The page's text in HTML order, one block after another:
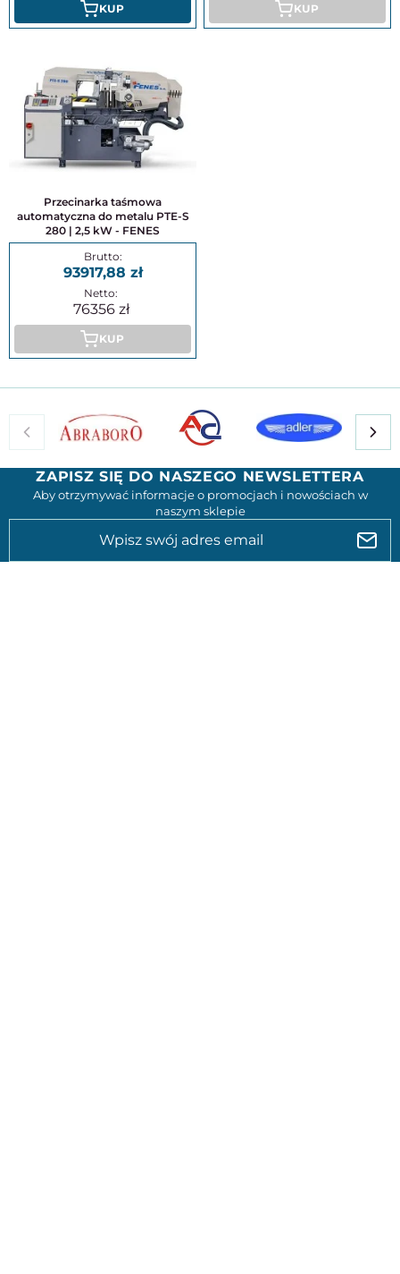
KUP KUP
Przecinarka taśmowa
automatyczna do metalu PTE-S
280 | 2,5 kW - FENES
93917,88
76356
KUP
ZAPISZ SIĘ DO NASZEGO NEWSLETTERA
Aby otrzymywać informacje o promocjach i nowościach w
naszym sklepie